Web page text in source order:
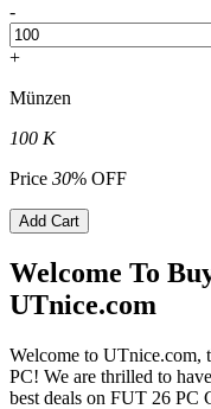
-
+
Münzen
100 K
Price 30% OFF
Add Cart
Welcome To
UTnice.com
Welcome to UTnice.com,
PC! We are thrilled to
best deals on FUT 26 PC